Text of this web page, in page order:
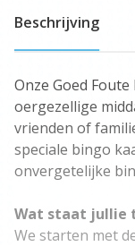
Beschrijving
Onze Goed
oergezellige
vrienden of
speciale bingo
onvergetelijke
Wat staat jullie
We starten met